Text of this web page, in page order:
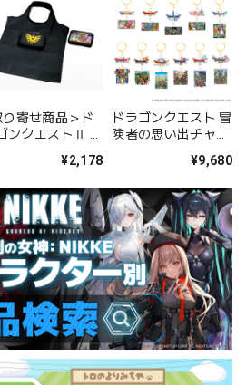
り寄せ商品＞ド
ンクエストⅡ 折
¥2,178
ドラゴンクエスト 冒
険者の思い出チャー
¥9,680